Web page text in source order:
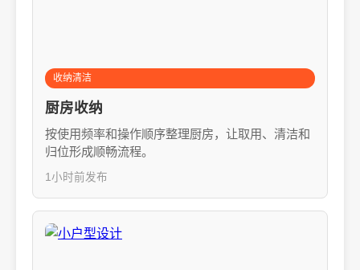
收纳清洁
厨房收纳
按使用频率和操作顺序整理厨房，让取用、清洁和
归位形成顺畅流程。
1小时前发布